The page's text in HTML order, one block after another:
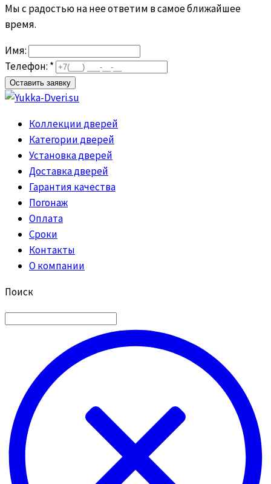
Мы с радостью на нее ответим в самое ближайшее
время.
Имя:
Телефон: *
Коллекции дверей
Категории дверей
Установка дверей
Доставка дверей
Гарантия качества
Погонаж
Оплата
Сроки
Контакты
О компании
Поиск